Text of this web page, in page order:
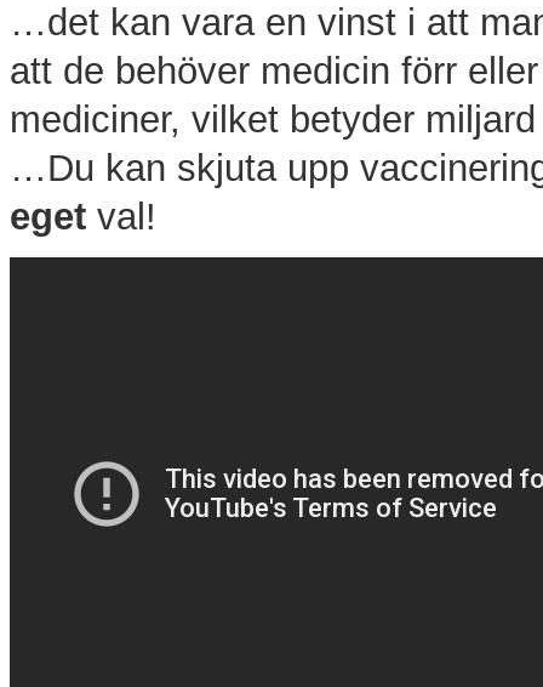
…det kan vara en vinst i att
att de behöver medicin förr
mediciner, vilket betyder
…Du kan skjuta upp
eget val!